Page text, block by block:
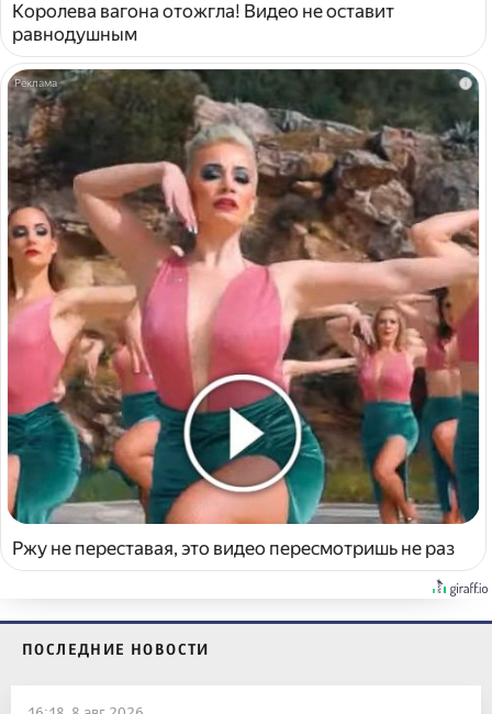
Королева вагона отожгла! Видео не оставит
равнодушным
i
Ржу не переставая, это видео пересмотришь не раз
ПОСЛЕДНИЕ НОВОСТИ